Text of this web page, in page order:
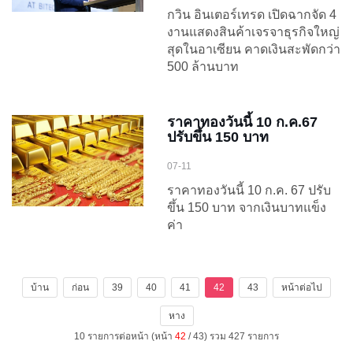
กวิน อินเตอร์เทรด เปิดฉากจัด 4
งานแสดงสินค้าเจรจาธุรกิจใหญ่
สุดในอาเซียน คาดเงินสะพัดกว่า
500 ล้านบาท
ราคาทองวันนี้ 10 ก.ค.67
ปรับขึ้น 150 บาท
07-11
ราคาทองวันนี้ 10 ก.ค. 67 ปรับ
ขึ้น 150 บาท จากเงินบาทแข็ง
ค่า
บ้าน ก่อน 39 40 41 42 43 หน้าต่อไป
หาง
10 รายการต่อหน้า (หน้า 42 / 43) รวม 427 รายการ